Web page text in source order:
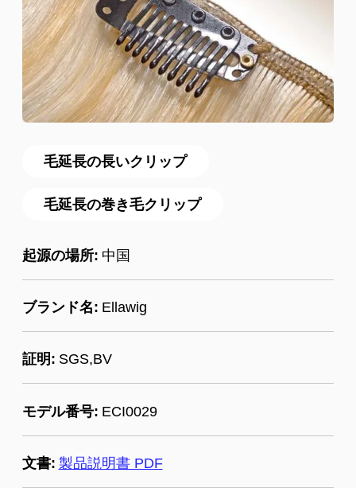
毛延長の長いクリップ
毛延長の巻き毛クリップ
起源の場所: 中国
ブランド名: Ellawig
証明: SGS,BV
モデル番号: ECI0029
文書: 製品説明書 PDF